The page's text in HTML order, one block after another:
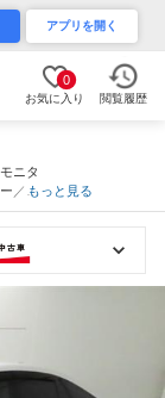
アプリを開く
0
お気に入り 閲覧履歴
ニタ
／Ｌ
埼玉
もっと見る